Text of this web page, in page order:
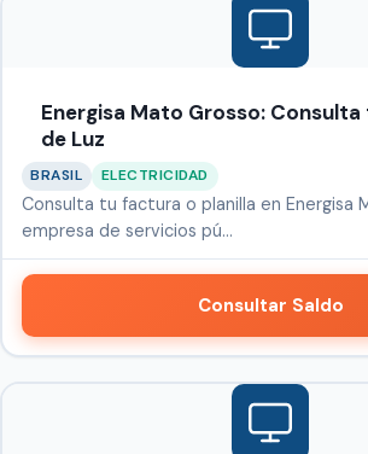
Energisa Mato Grosso:
de Luz
BRASIL ELECTRICIDAD
Consulta tu factura o planilla en Energisa
empresa de servicios pú…
Consultar Saldo